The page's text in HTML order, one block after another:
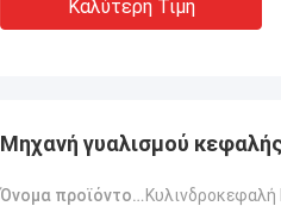
Καλύτερη Τιμή
Μηχανή γυαλισμού
Όνομα προϊόντος: